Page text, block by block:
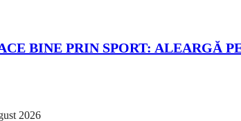
BINE PRIN SPORT: ALEARGĂ
2026